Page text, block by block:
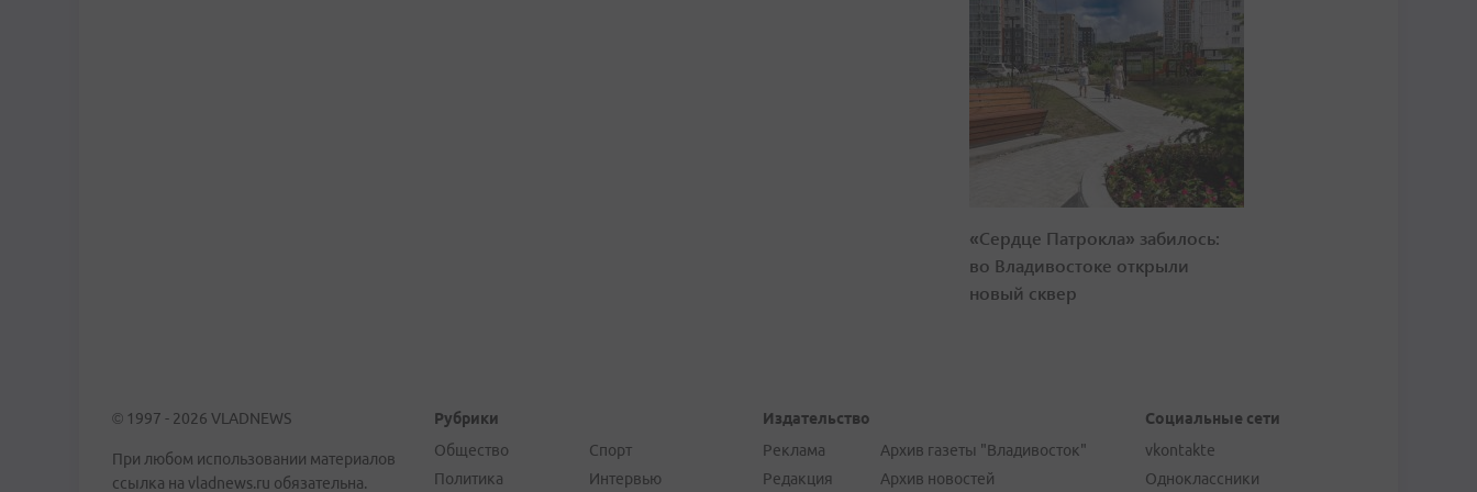
«Сердце Патрокла» забилось:
во Владивостоке открыли
новый сквер
© 1997 - 2026 VLADNEWS
При любом использовании материалов
ссылка на vladnews.ru обязательна.
Рубрики
Общество
Политика
Спорт
Интервью
Издательство
Реклама
Редакция
Архив газеты "Владивосток"
Архив новостей
Социальные сети
vkontakte
Одноклассники